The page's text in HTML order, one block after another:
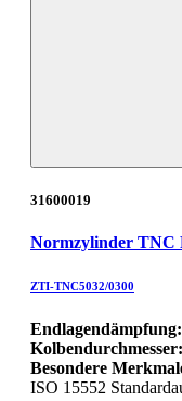
31600019
Normzylinder TNC
ZTI-TNC5032/0300
Endlagendämpfung:
Kolbendurchmesser:
Besondere
ISO 15552